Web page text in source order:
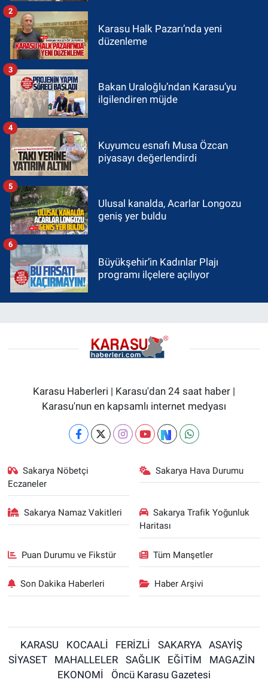
Karasu Halk Pazarı’nda yeni
düzenleme
2
Bakan Uraloğlu’ndan Karasu’yu
ilgilendiren müjde
3
Kuyumcu esnafı Musa Özcan
piyasayı değerlendirdi
4
Ulusal kanalda, Acarlar Longozu
geniş yer buldu
5
Büyükşehir’in Kadınlar Plajı
programı ilçelere açılıyor
6
Karasu Haberleri | Karasu'dan 24 saat haber |
Karasu'nun en kapsamlı internet medyası
Sakarya Nöbetçi
Eczaneler
Sakarya Hava Durumu
Sakarya Namaz Vakitleri
Sakarya Trafik Yoğunluk
Haritası
Puan Durumu ve Fikstür Tüm Manşetler
Son Dakika Haberleri Haber Arşivi
KARASU KOCAALİ FERİZLİ SAKARYA
ASAYİŞ
SİYASET
MAHALLELER SAĞLIK EĞİTİM
MAGAZİN
EKONOMİ
Öncü Karasu Gazetesi